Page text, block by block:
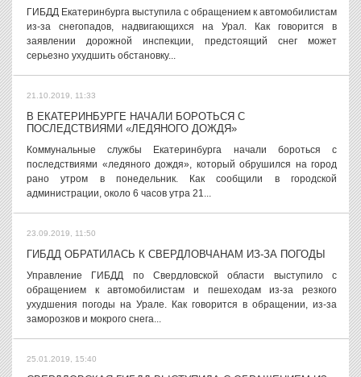
ГИБДД Екатеринбурга выступила с обращением к автомобилистам
из-за снегопадов, надвигающихся на Урал. Как говорится в
заявлении дорожной инспекции, предстоящий снег может
серьезно ухудшить обстановку...
21.10.2019, 11:33
В ЕКАТЕРИНБУРГЕ НАЧАЛИ БОРОТЬСЯ С
ПОСЛЕДСТВИЯМИ «ЛЕДЯНОГО ДОЖДЯ»
Коммунальные службы Екатеринбурга начали бороться с
последствиями «ледяного дождя», который обрушился на город
рано утром в понедельник. Как сообщили в городской
администрации, около 6 часов утра 21...
23.09.2019, 11:50
ГИБДД ОБРАТИЛАСЬ К СВЕРДЛОВЧАНАМ ИЗ-ЗА ПОГОДЫ
Управление ГИБДД по Свердловской области выступило с
обращением к автомобилистам и пешеходам из-за резкого
ухудшения погоды на Урале. Как говорится в обращении, из-за
заморозков и мокрого снега...
25.01.2019, 15:40